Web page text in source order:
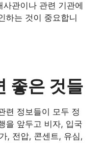
관이나 관련 기관에
하는 것이 중요합니
좋은 것들
련 정보들이 모두 정
을 앞두고 비자, 입국
, 전압, 콘센트, 유심,